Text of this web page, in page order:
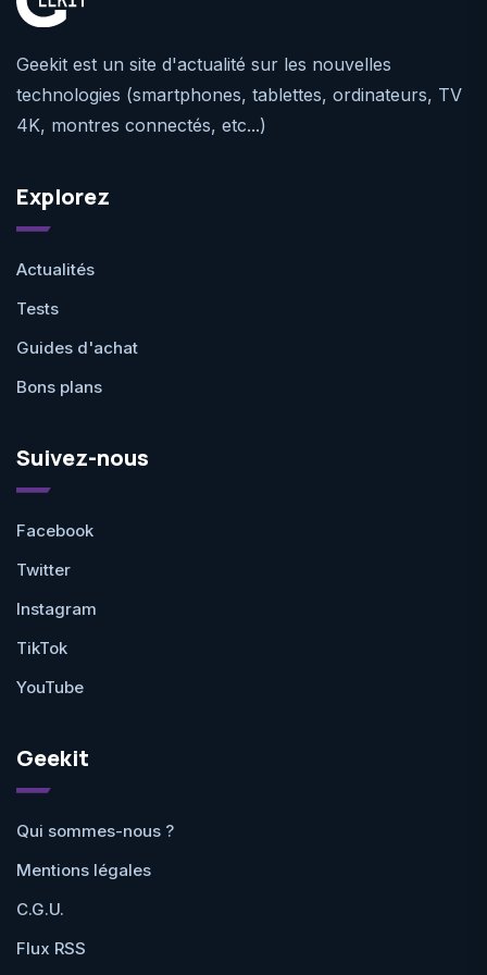
Geekit est un site d'actualité sur les nouvelles
technologies (smartphones, tablettes, ordinateurs, TV
4K, montres connectés, etc...)
Explorez
Actualités
Tests
Guides d'achat
Bons plans
Suivez-nous
Facebook
Twitter
Instagram
TikTok
YouTube
Geekit
Qui sommes-nous ?
Mentions légales
C.G.U.
Flux RSS